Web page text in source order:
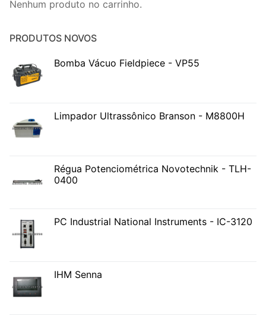
Nenhum produto no carrinho.
PRODUTOS NOVOS
Bomba Vácuo Fieldpiece - VP55
Limpador Ultrassônico Branson - M8800H
Régua Potenciométrica Novotechnik - TLH-
0400
PC Industrial National Instruments - IC-3120
IHM Senna